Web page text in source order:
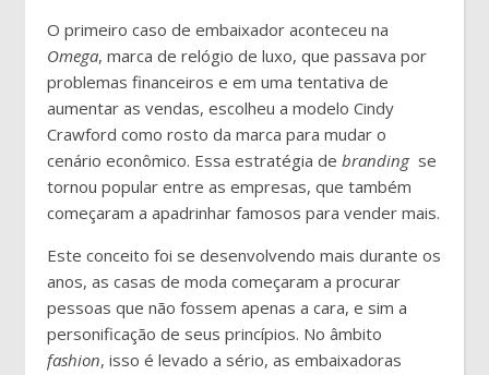
O primeiro caso de embaixador aconteceu na
Omega, marca de relógio de luxo, que passava por
problemas financeiros e em uma tentativa de
aumentar as vendas, escolheu a modelo Cindy
Crawford como rosto da marca para mudar o
cenário econômico. Essa estratégia de branding se
tornou popular entre as empresas, que também
começaram a apadrinhar famosos para vender mais.
Este conceito foi se desenvolvendo mais durante os
anos, as casas de moda começaram a procurar
pessoas que não fossem apenas a cara, e sim a
personificação de seus princípios. No âmbito
fashion, isso é levado a sério, as embaixadoras